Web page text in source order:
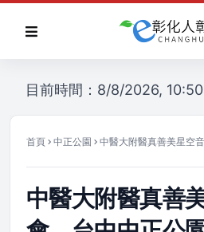
目前時間：8/8/2026,
首頁 中正公園 中醫大附醫真善美星空
中醫大附醫真善